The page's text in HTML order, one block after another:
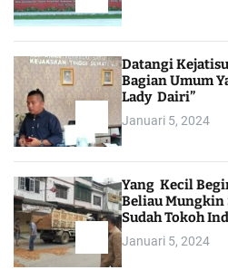
Datangi
Bagian Umum
Lady Dairi”
Januari 5, 2024
Yang Kecil
Beliau Mungkin
Sudah Tokoh
Januari 5, 2024